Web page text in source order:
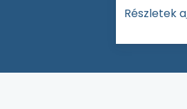
Részletek a